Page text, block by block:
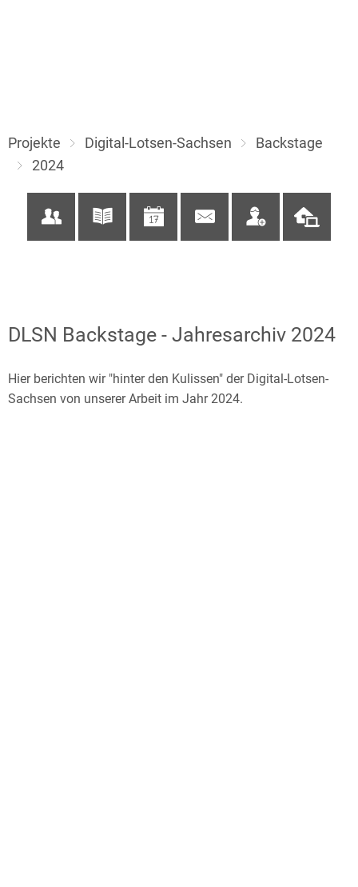
Projekte Digital-Lotsen-Sachsen
Backstage
2024
2024
DLSN Backstage - Jahresarchiv 2024
Hier berichten wir "hinter den Kulissen" der Digital-Lotsen-
Sachsen von unserer Arbeit im Jahr 2024.